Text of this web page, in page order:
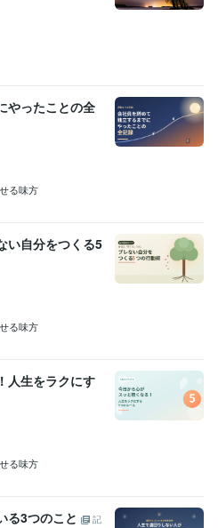
やったことの全
る味方
い自分をつくる5
る味方
人生をラクにす
る味方
る3つのこと
記